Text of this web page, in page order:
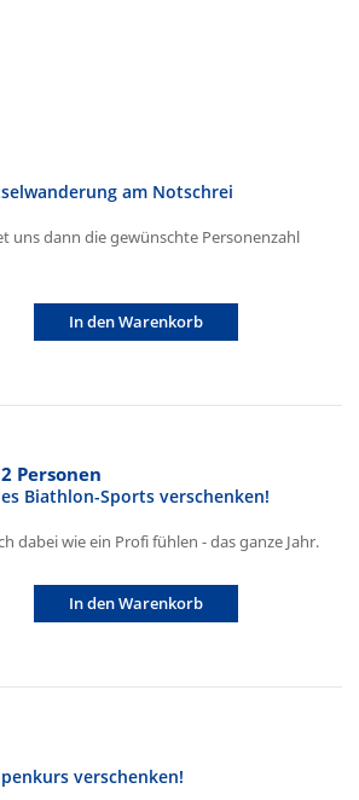
am Notschrei
uns dann die gewünschte Personenzahl
In den Warenkorb
Personen
Biathlon-Sports verschenken!
dabei wie ein Profi fühlen - das ganze Jahr.
In den Warenkorb
verschenken!